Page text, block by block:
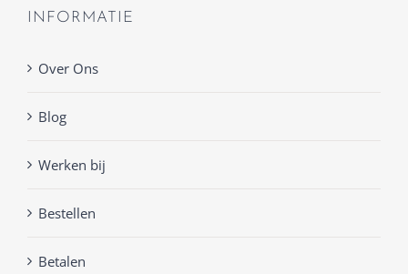
INFORMATIE
Over Ons
Blog
Werken bij
Bestellen
Betalen